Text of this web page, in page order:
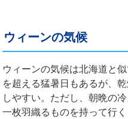
ウィーンの気候
ウィーンの気候は北海道と
を超える猛暑日もあるが、
しやすい。ただし、朝晩の
一枚羽織るものを持って行